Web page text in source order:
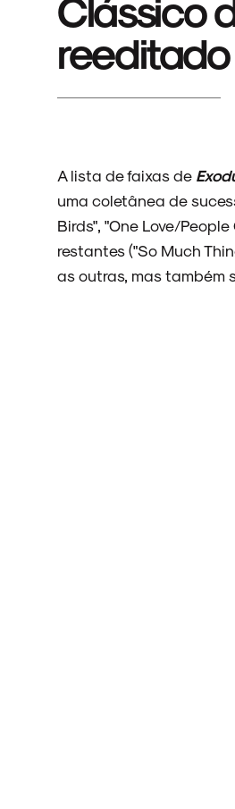
A lista de faixas de
uma coletânea de
Birds", "One Love/
restantes ("So Much
as outras, mas também